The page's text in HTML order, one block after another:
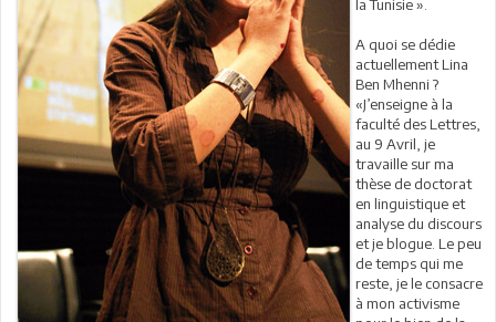
la Tunisie ».
A quoi se dédie
actuellement Lina
Ben Mhenni ?
«J’enseigne à la
faculté des Lettres,
au 9 Avril, je
travaille sur ma
thèse de doctorat
en linguistique et
analyse du discours
et je blogue. Le peu
de temps qui me
reste, je le consacre
à mon activisme